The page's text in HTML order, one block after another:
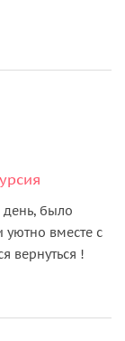
было
уютно вместе с
вернуться !